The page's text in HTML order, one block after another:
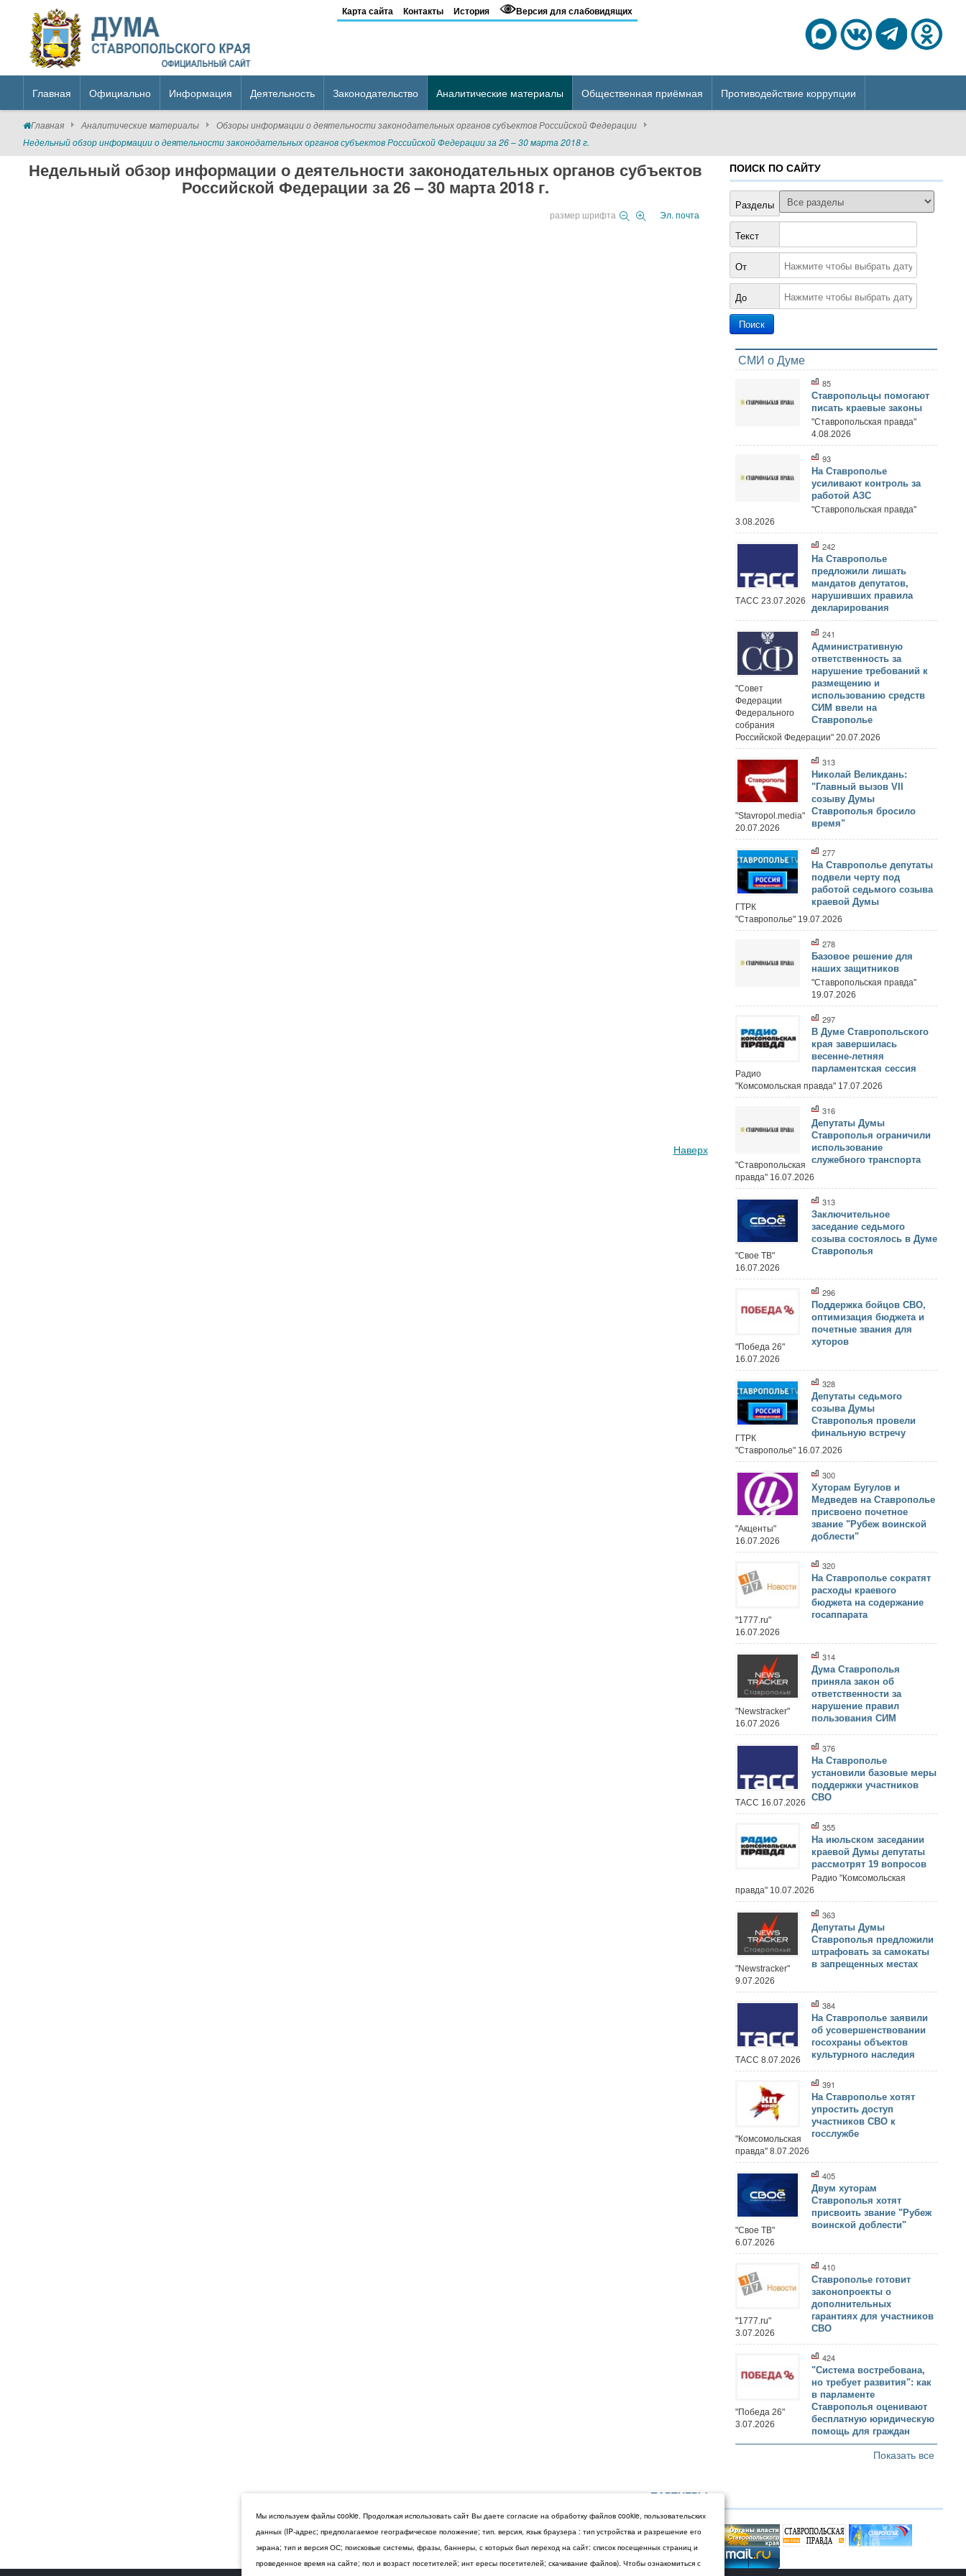
Карта сайта Контакты История Версия для слабовидящих
Главная Официально Информация Деятельность Законодательство Аналитические материалы Общественная приёмная Противодействие коррупции
Главная Аналитические материалы
Обзоры информации о деятельности законодательных органов субъектов Российской Федерации
Недельный обзор информации о деятельности законодательных органов субъектов Российской Федерации за 26 – 30 марта 2018 г.
Недельный обзор информации о деятельности законодательных органов субъектов
Российской Федерации за 26 – 30 марта 2018 г.
размер шрифта Эл. почта
Наверх
ПОИСК ПО САЙТУ
Разделы
Текст
От
До
СМИ о Думе
85
Ставропольцы помогают
писать краевые законы
"Ставропольская правда"
4.08.2026
93
На Ставрополье
усиливают контроль за
работой АЗС
"Ставропольская правда"
3.08.2026
242
На Ставрополье
предложили лишать
мандатов депутатов,
нарушивших правила
декларирования
ТАСС 23.07.2026
241
Административную
ответственность за
нарушение требований к
размещению и
использованию средств
СИМ ввели на
Ставрополье
"Совет
Федерации
Федерального
собрания
Российской Федерации" 20.07.2026
313
Николай Великдань:
"Главный вызов VII
созыву Думы
Ставрополья бросило
время"
"Stavropol.media"
20.07.2026
277
На Ставрополье депутаты
подвели черту под
работой седьмого созыва
краевой Думы
ГТРК
"Ставрополье" 19.07.2026
278
Базовое решение для
наших защитников
"Ставропольская правда"
19.07.2026
297
В Думе Ставропольского
края завершилась
весенне-летняя
парламентская сессия
Радио
"Комсомольская правда" 17.07.2026
316
Депутаты Думы
Ставрополья ограничили
использование
служебного транспорта
"Ставропольская
правда" 16.07.2026
313
Заключительное
заседание седьмого
созыва состоялось в Думе
Ставрополья
"Свое ТВ"
16.07.2026
296
Поддержка бойцов СВО,
оптимизация бюджета и
почетные звания для
хуторов
"Победа 26"
16.07.2026
328
Депутаты седьмого
созыва Думы
Ставрополья провели
финальную встречу
ГТРК
"Ставрополье" 16.07.2026
300
Хуторам Бугулов и
Медведев на Ставрополье
присвоено почетное
звание "Рубеж воинской
доблести"
"Акценты"
16.07.2026
320
На Ставрополье сократят
расходы краевого
бюджета на содержание
госаппарата
"1777.ru"
16.07.2026
314
Дума Ставрополья
приняла закон об
ответственности за
нарушение правил
пользования СИМ
"Newstracker"
16.07.2026
376
На Ставрополье
установили базовые меры
поддержки участников
СВО
ТАСС 16.07.2026
355
На июльском заседании
краевой Думы депутаты
рассмотрят 19 вопросов
Радио "Комсомольская
правда" 10.07.2026
363
Депутаты Думы
Ставрополья предложили
штрафовать за самокаты
в запрещенных местах
"Newstracker"
9.07.2026
384
На Ставрополье заявили
об усовершенствовании
госохраны объектов
культурного наследия
ТАСС 8.07.2026
391
На Ставрополье хотят
упростить доступ
участников СВО к
госслужбе
"Комсомольская
правда" 8.07.2026
405
Двум хуторам
Ставрополья хотят
присвоить звание "Рубеж
воинской доблести"
"Свое ТВ"
6.07.2026
410
Ставрополье готовит
законопроекты о
дополнительных
гарантиях для участников
СВО
"1777.ru"
3.07.2026
424
"Система востребована,
но требует развития": как
в парламенте
Ставрополья оценивают
бесплатную юридическую
помощь для граждан
"Победа 26"
3.07.2026
Показать все
ПАРТНЕРЫ
Мы используем файлы cookie. Продолжая использовать сайт Вы даете согласие на обработку файлов cookie, пользовательских
данных (IP-адрес; предполагаемое географическое положение; тип. версия, язык браузера : тип устройства и разрешение его
экрана; тип и версия ОС; поисковые системы, фразы, баннеры, с которых был переход на сайт: список посещенных страниц и
проведенное время на сайте; пол и возраст посетителей; инт ересы посетителей; скачивание файлов). Чтобы ознакомиться с